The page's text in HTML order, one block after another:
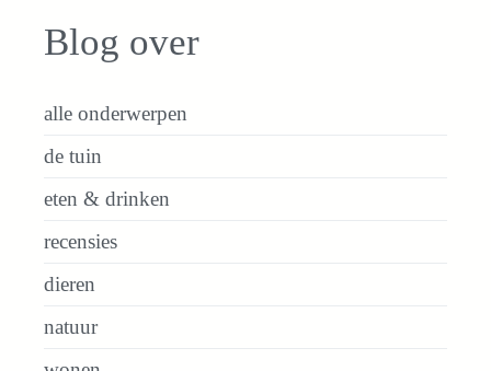
Blog over
alle onderwerpen
de tuin
eten & drinken
recensies
dieren
natuur